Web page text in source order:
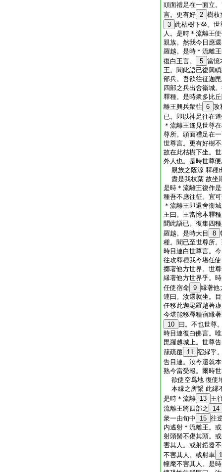
頭面禮足在一面立
言。更有好 2 樹枝
3 此枯樹下坐。
人。是時＊流離王
親族。然我今日應
羅越。是時＊流離
復白王言。
5 當憶
王。聞此語已復興
部兵。吾欲往征迦
四部之兵出舍衞城
釋種。是時衆多比
離王興兵衆往 6 攻
已。即以神足往在
＊流離王遙見世尊
尊所。頭面禮足在
世尊言。更有好樹
故在此枯樹下坐。
外人也。是時世尊
親族之蔭涼 釋種
盡是我枝葉 故坐
是時＊流離王復作
種吾不應往征。宜
＊流離王即還舍衞
王曰。王當憶本釋
聞此語已。復集四
羅越。是時大目
8
種。聞已至世尊所
時目連白世尊言。
往攻釋種我今堪任
擲著他方世界。世
縁著他方世界乎。
任使宿命 9 縁著他
連曰。汝還就坐。
任移此迦毘羅越著
今堪能移釋種宿縁
10 曰。不也世尊
時目連復白佛言。
毘羅越城上。世尊
籠疏覆 11 宿縁乎
告目連。汝今還就
熟今當受報。爾時
欲使空爲地 復使
本縁之所繋 此縁
是時＊流離 13 王
流離王將四部之
14
衆一由旬中
15 往
内遙射＊流離王。
射頭髻不傷其頭。
害其人。或射鎧器
不害其人。或射車
幢麾不害其人。是